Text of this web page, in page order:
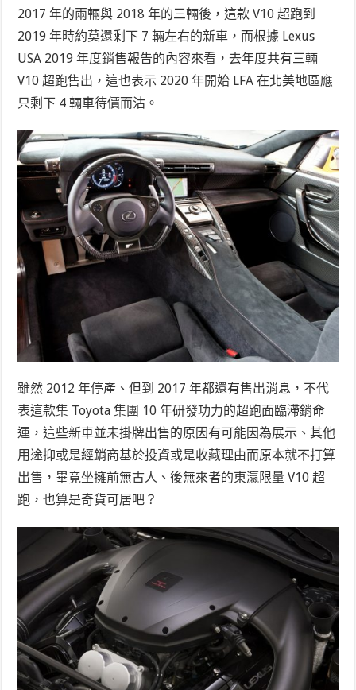
2017 年的兩輛與 2018 年的三輛後，這款 V10 超跑到
2019 年時約莫還剩下 7 輛左右的新車，而根據 Lexus
USA 2019 年度銷售報告的內容來看，去年度共有三輛
V10 超跑售出，這也表示 2020 年開始 LFA 在北美地區應
只剩下 4 輛車待價而沽。
雖然 2012 年停產、但到 2017 年都還有售出消息，不代
表這款集 Toyota 集團 10 年研發功力的超跑面臨滯銷命
運，這些新車並未掛牌出售的原因有可能因為展示、其他
用途抑或是經銷商基於投資或是收藏理由而原本就不打算
出售，畢竟坐擁前無古人、後無來者的東瀛限量 V10 超
跑，也算是奇貨可居吧？